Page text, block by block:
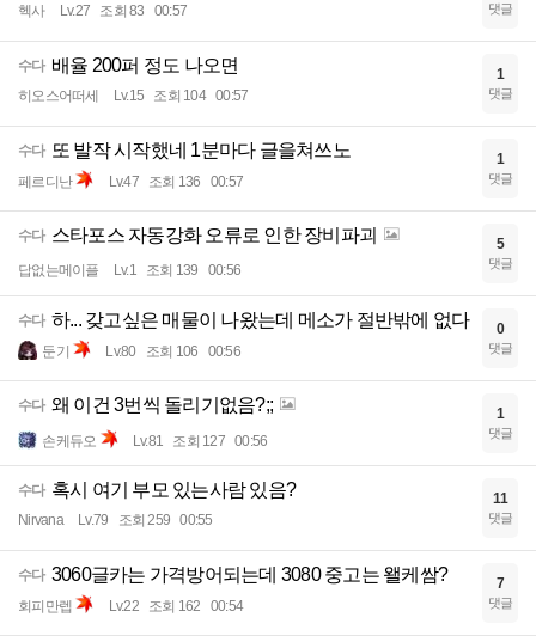
헥사 Lv.27 조회 83 00:57 댓글
수다 배율 200퍼 정도 나오면
히오스어떠세 Lv.15 조회 104 00:57
1
댓글
수다 또 발작 시작했네 1분마다 글을쳐쓰노
페르디난 Lv.47 조회 136 00:57
1
댓글
수다 스타포스 자동강화 오류로 인한 장비파괴
답없는메이플 Lv.1 조회 139 00:56
5
댓글
수다 하... 갖고싶은 매물이 나왔는데 메소가 절반밖에 없다
둔기 Lv.80 조회 106 00:56
0
댓글
수다 왜 이건 3번씩 돌리기없음?;;
손케듀오 Lv.81 조회 127 00:56
1
댓글
수다 혹시 여기 부모 있는사람 있음?
Nirvana Lv.79 조회 259 00:55
11
댓글
수다 3060글카는 가격방어되는데 3080 중고는 왤케쌈?
회피만렙 Lv.22 조회 162 00:54
7
댓글